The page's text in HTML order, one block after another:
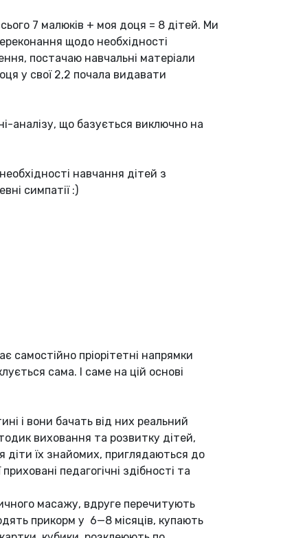
7 малюків + моя доця = 8 дітей. Ми
щодо необхідності
постачаю навчальні матеріали
у свої 2,2 почала видавати
аналізу, що базується виключно на
навчання дітей з
симпатії :)
самостійно пріорітетні напрямки
сама. І саме на цій основі
і вони бачать від них реальний
виховання та розвитку дітей,
діти їх знайомих, приглядаються до
педагогічні здібності та
масажу, вдруге перечитують
прикорм у 6—8 місяців, купають